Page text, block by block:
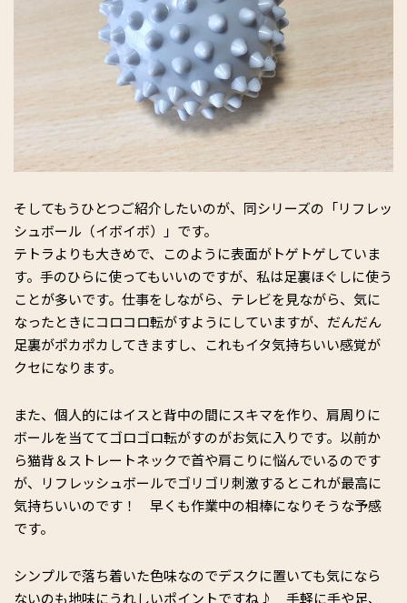
そしてもうひとつご紹介したいのが、同シリーズの「リフレッ
シュボール（イボイボ）」です。
テトラよりも大きめで、このように表面がトゲトゲしていま
す。手のひらに使ってもいいのですが、私は足裏ほぐしに使う
ことが多いです。仕事をしながら、テレビを見ながら、気に
なったときにコロコロ転がすようにしていますが、だんだん
足裏がポカポカしてきますし、これもイタ気持ちいい感覚が
クセになります。
また、個人的にはイスと背中の間にスキマを作り、肩周りに
ボールを当ててゴロゴロ転がすのがお気に入りです。以前か
ら猫背＆ストレートネックで首や肩こりに悩んでいるのです
が、リフレッシュボールでゴリゴリ刺激するとこれが最高に
気持ちいいのです！ 早くも作業中の相棒になりそうな予感
です。
シンプルで落ち着いた色味なのでデスクに置いても気になら
ないのも地味にうれしいポイントですね♪ 手軽に手や足、